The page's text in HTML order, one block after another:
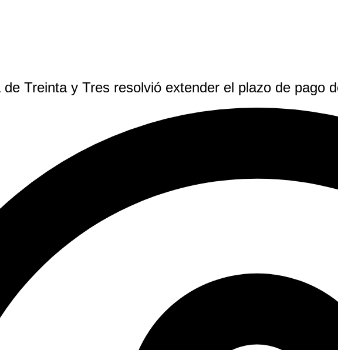
Treinta y Tres resolvió extender el plazo de pago